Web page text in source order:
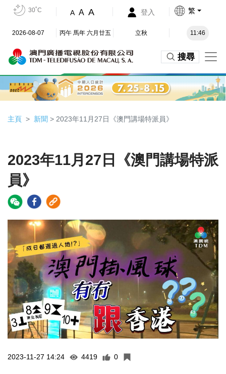
30˚C A A A 登入 繁
2026-08-07 丙午 馬年 六月廿五 立秋 11:46
搜尋
主頁 新聞 > 2023年11月27日《澳門講場特派員》
2023年11月27日《澳門講場特派
員》
2023-11-27 14:24 4419 0